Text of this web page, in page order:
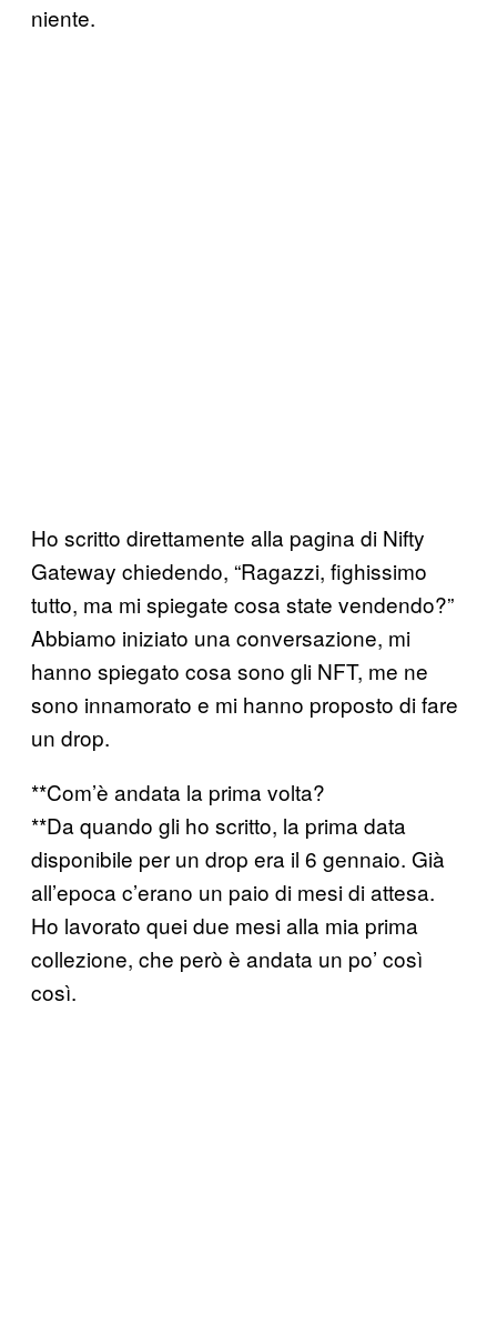
niente.
Ho scritto direttamente alla pagina di Nifty
Gateway chiedendo, “Ragazzi, fighissimo
tutto, ma mi spiegate cosa state vendendo?”
Abbiamo iniziato una conversazione, mi
hanno spiegato cosa sono gli NFT, me ne
sono innamorato e mi hanno proposto di fare
un drop.
**Com’è andata la prima volta?
**Da quando gli ho scritto, la prima data
disponibile per un drop era il 6 gennaio. Già
all’epoca c’erano un paio di mesi di attesa.
Ho lavorato quei due mesi alla mia prima
collezione, che però è andata un po’ così
così.